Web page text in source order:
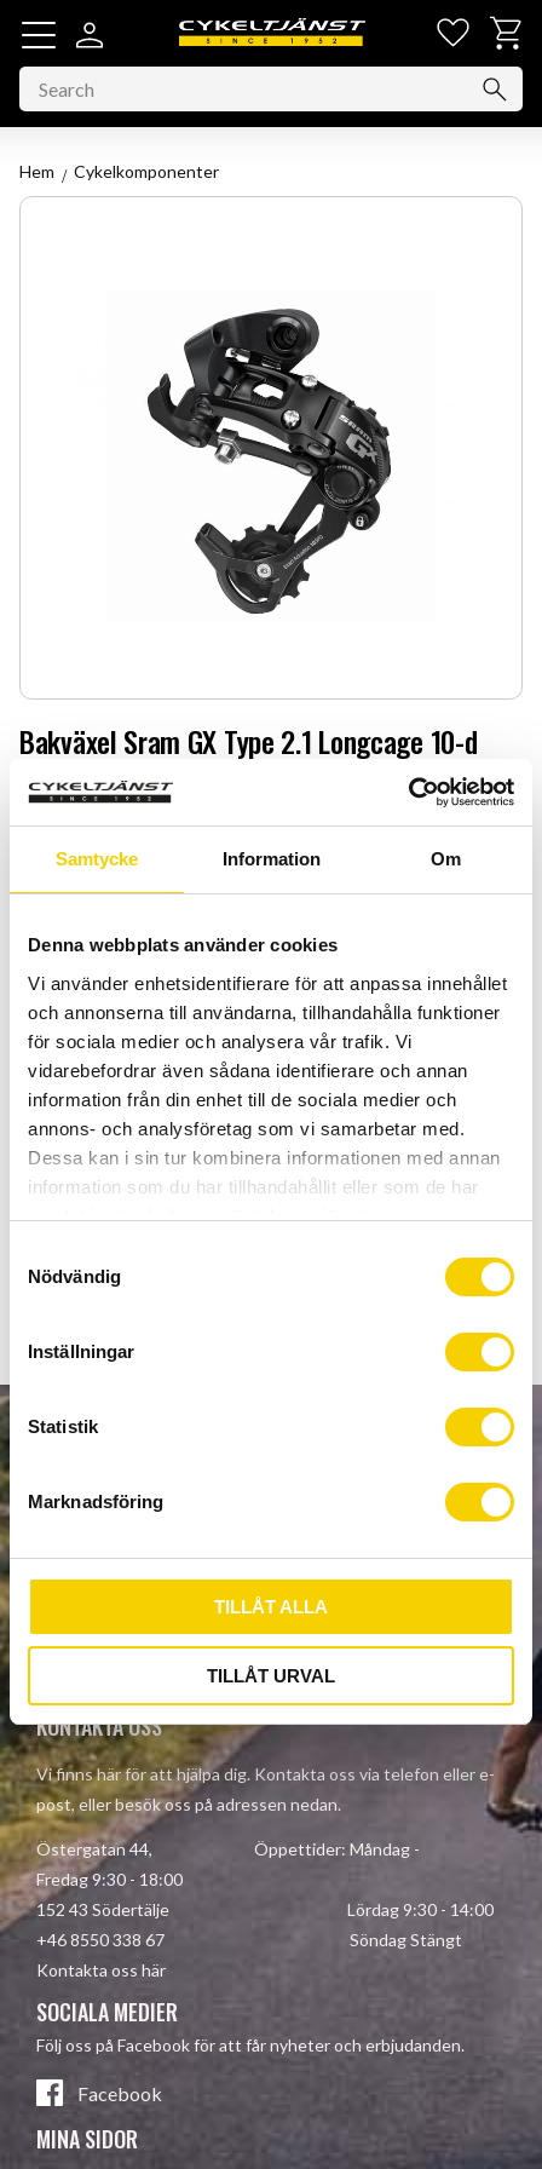
Samtycke Information Om
Denna webbplats använder cookies
Vi använder enhetsidentifierare för att anpassa innehållet
och annonserna till användarna, tillhandahålla funktioner
för sociala medier och analysera vår trafik. Vi
vidarebefordrar även sådana identifierare och annan
information från din enhet till de sociala medier och
annons- och analysföretag som vi samarbetar med.
Dessa kan i sin tur kombinera informationen med annan
information som du har tillhandahållit eller som de har
samlat in när du har använt deras tjänster.
c
k
s
v
a
l
Nödvändig
Inställningar
Statistik
Marknadsföring
TILLÅT ALLA
TILLÅT URVAL
Menu
Basket
Hem Cykelkomponenter
Bakväxel Sram GX Type 2.1 Longcage 10-d
Bakväxel Sram GX Type 2.1 Longcage 10-d
849:-
Quantity
-
BUY
Add
Certifierad cykelservice & Shimano Service Center
Stock status
6 pc. in stock
Your personal information is processed in accordance with our
privacy policy
KONTAKTA OSS
Vi finns här för att hjälpa dig. Kontakta oss via telefon eller e-
post, eller besök oss på adressen nedan.
Östergatan 44, Öppettider: Måndag -
Fredag 9:30 - 18:00
152 43 Södertälje Lördag 9:30 - 14:00
+46 8550 338 67 Söndag Stängt
Kontakta oss här
SOCIALA MEDIER
Följ oss på Facebook för att får nyheter och erbjudanden.
Facebook
MINA SIDOR